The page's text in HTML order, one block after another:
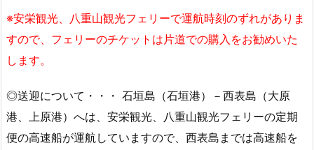
※安栄観光、八重山観光フェリーで運航時刻のずれがありま
すので、フェリーのチケットは片道での購入をお勧めいた
します。
◎送迎について・・・ 石垣島（石垣港）－西表島（大原
港、上原港）へは、安栄観光、八重山観光フェリーの定期
便の高速船が運航していますので、西表島までは高速船を